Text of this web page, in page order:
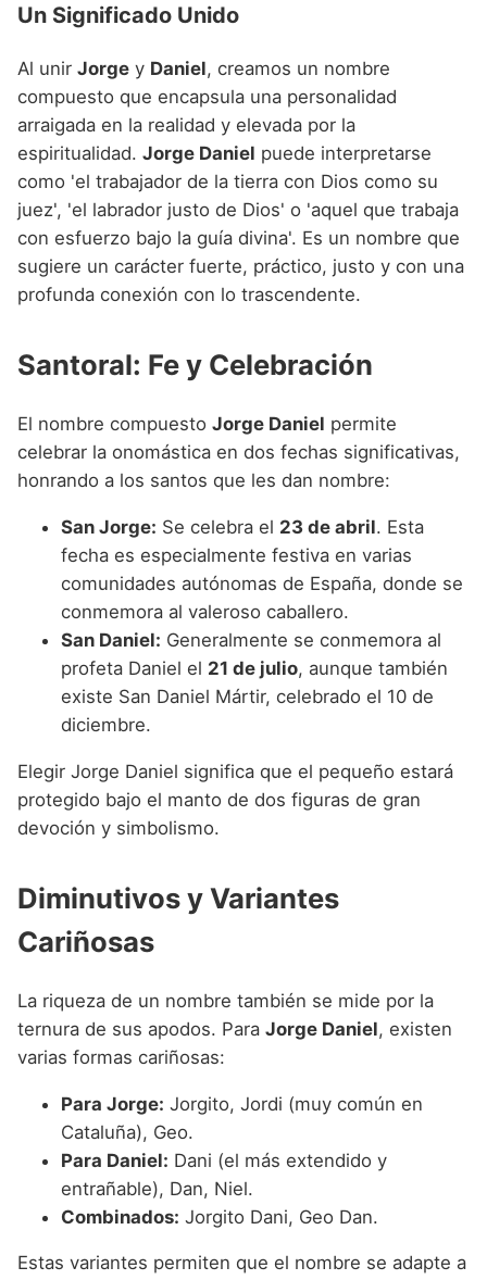
Un Significado Unido
Al unir Jorge y Daniel, creamos un nombre
compuesto que encapsula una personalidad
arraigada en la realidad y elevada por la
espiritualidad. Jorge Daniel puede interpretarse
como 'el trabajador de la tierra con Dios como su
juez', 'el labrador justo de Dios' o 'aquel que trabaja
con esfuerzo bajo la guía divina'. Es un nombre que
sugiere un carácter fuerte, práctico, justo y con una
profunda conexión con lo trascendente.
Santoral: Fe y Celebración
El nombre compuesto Jorge Daniel permite
celebrar la onomástica en dos fechas significativas,
honrando a los santos que les dan nombre:
San Jorge: Se celebra el 23 de abril. Esta
fecha es especialmente festiva en varias
comunidades autónomas de España, donde se
conmemora al valeroso caballero.
San Daniel: Generalmente se conmemora al
profeta Daniel el 21 de julio, aunque también
existe San Daniel Mártir, celebrado el 10 de
diciembre.
Elegir Jorge Daniel significa que el pequeño estará
protegido bajo el manto de dos figuras de gran
devoción y simbolismo.
Diminutivos y Variantes
Cariñosas
La riqueza de un nombre también se mide por la
ternura de sus apodos. Para Jorge Daniel, existen
varias formas cariñosas:
Para Jorge: Jorgito, Jordi (muy común en
Cataluña), Geo.
Para Daniel: Dani (el más extendido y
entrañable), Dan, Niel.
Combinados: Jorgito Dani, Geo Dan.
Estas variantes permiten que el nombre se adapte a